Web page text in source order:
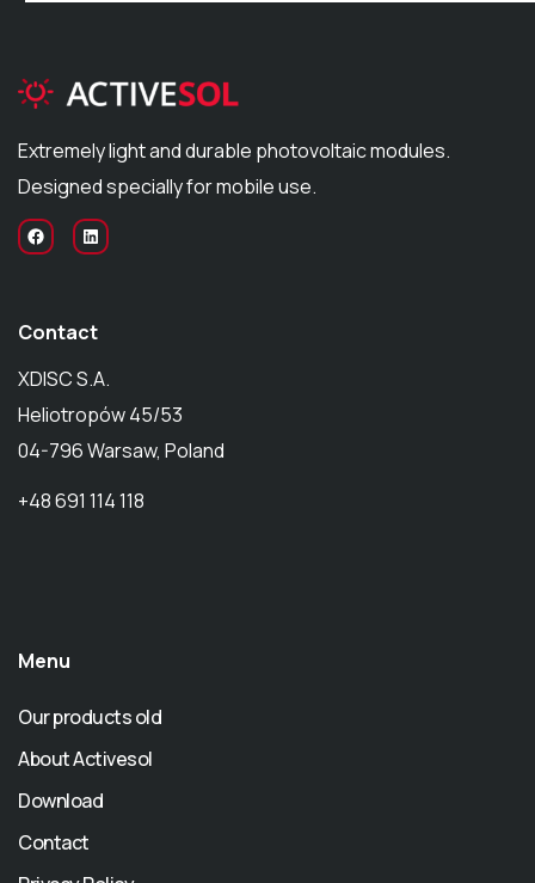
Extremely light and durable photovoltaic modules.
Designed specially for mobile use.
Contact
XDISC S.A.
Heliotropów 45/53
04-796 Warsaw, Poland
+48 691 114 118
Menu
Our products old
About Activesol
Download
Contact